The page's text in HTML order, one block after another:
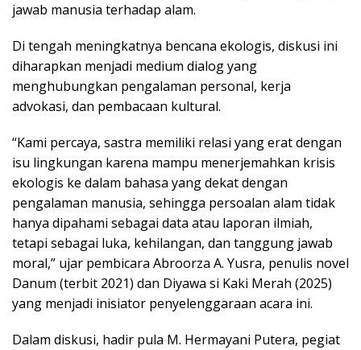
jawab manusia terhadap alam.
Di tengah meningkatnya bencana ekologis, diskusi ini
diharapkan menjadi medium dialog yang
menghubungkan pengalaman personal, kerja
advokasi, dan pembacaan kultural.
“Kami percaya, sastra memiliki relasi yang erat dengan
isu lingkungan karena mampu menerjemahkan krisis
ekologis ke dalam bahasa yang dekat dengan
pengalaman manusia, sehingga persoalan alam tidak
hanya dipahami sebagai data atau laporan ilmiah,
tetapi sebagai luka, kehilangan, dan tanggung jawab
moral,” ujar pembicara Abroorza A. Yusra, penulis novel
Danum (terbit 2021) dan Diyawa si Kaki Merah (2025)
yang menjadi inisiator penyelenggaraan acara ini.
Dalam diskusi, hadir pula M. Hermayani Putera, pegiat